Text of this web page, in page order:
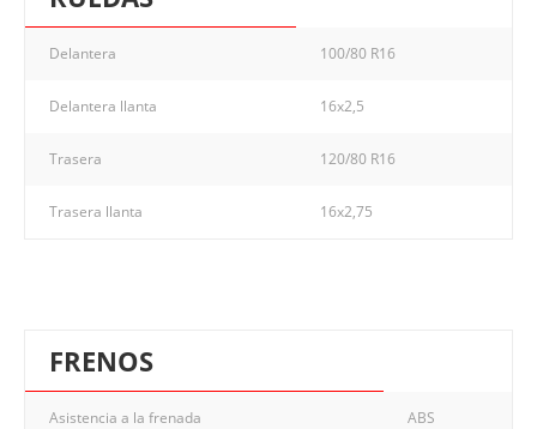
Delantera 100/80 R16
Delantera llanta 16x2,5
Trasera 120/80 R16
Trasera llanta 16x2,75
FRENOS
Asistencia a la frenada ABS